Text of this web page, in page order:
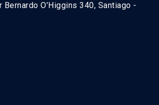
O’Higgins 340, Santiago -